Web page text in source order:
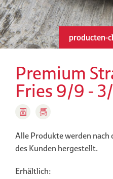
producten-
Premium
Fries 9/9 -
Alle Produkte werden nach
des Kunden hergestellt.
Erhältlich: